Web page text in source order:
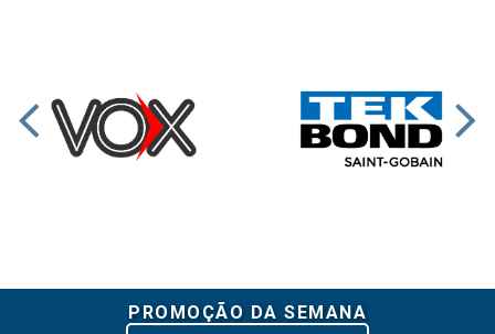
PROMOÇÃO DA SEMANA